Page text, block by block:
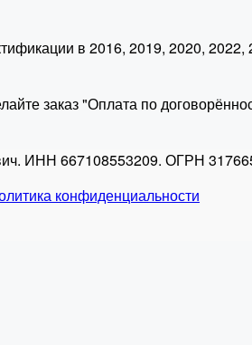
в 2016, 2019, 2020,
заказ "Оплата по
ИНН 667108553209. ОГРН
конфиденциальности